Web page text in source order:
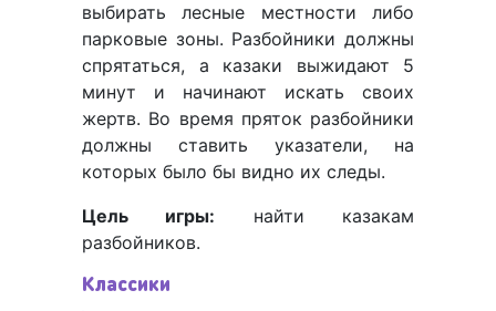
выбирать лесные местности либо
парковые зоны. Разбойники должны
спрятаться, а казаки выжидают 5
минут и начинают искать своих
жертв. Во время пряток разбойники
должны ставить указатели, на
которых было бы видно их следы.
Цель игры: найти казакам
разбойников.
Классики